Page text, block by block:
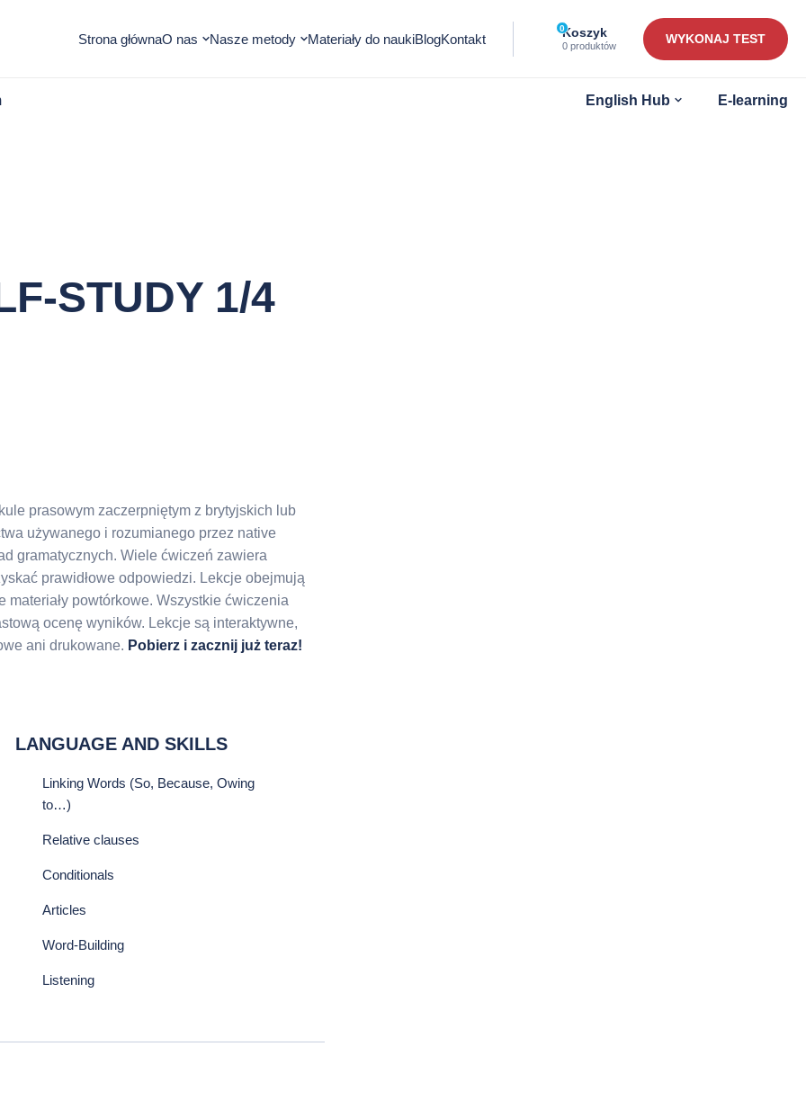
Strona głównaO nas
Otwórz
Nasze metody
Otwórz
Materiały do naukiBlogKontakt
0KoszykIlość
przedmiotów
0 produktów WYKONAJ TEST
English Hub
OtwórzE-learning
STUDY 1/4
prasowym zaczerpniętym z brytyjskich lub
używanego i rozumianego przez native
gramatycznych. Wiele ćwiczeń zawiera
prawidłowe odpowiedzi. Lekcje obejmują
materiały powtórkowe. Wszystkie ćwiczenia
ocenę wyników. Lekcje są interaktywne,
ani drukowane. Pobierz i zacznij już teraz!
LANGUAGE AND SKILLS
Linking Words (So, Because, Owing
to…)
Relative clauses
Conditionals
Articles
Word-Building
Listening